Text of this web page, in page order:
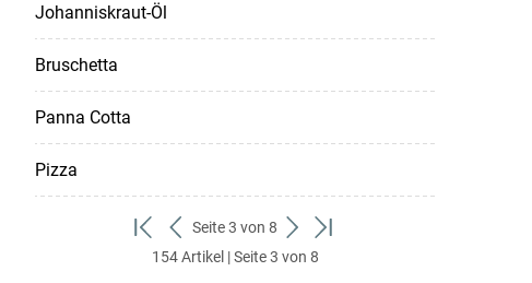
Johanniskraut-Öl
Bruschetta
Panna Cotta
Pizza
zum
ersten
zurück
zum
Seite 3 von 8
weiter
zum
zum
154 Artikel | Seite 3 von 8